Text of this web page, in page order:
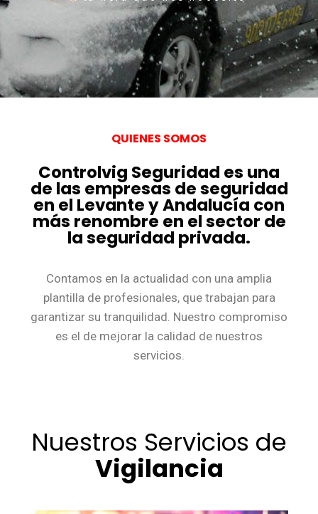
QUIENES SOMOS
Controlvig Seguridad es una
de las empresas de seguridad
en el Levante y Andalucía con
más renombre en el sector de
la seguridad privada.
Contamos en la actualidad con una amplia
plantilla de profesionales, que trabajan para
garantizar su tranquilidad. Nuestro compromiso
es el de mejorar la calidad de nuestros
servicios.
Nuestros Servicios de
Vigilancia